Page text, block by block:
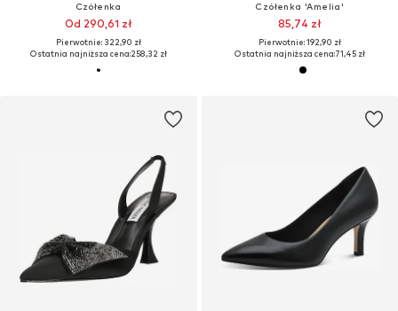
Czółenka
Od 290,61 zł
Pierwotnie: 322,90 zł
Ostatnia najniższa cena:258,32 zł
Czółenka 'Amelia'
85,74 zł
Pierwotnie: 192,90 zł
Ostatnia najniższa cena:71,45 zł